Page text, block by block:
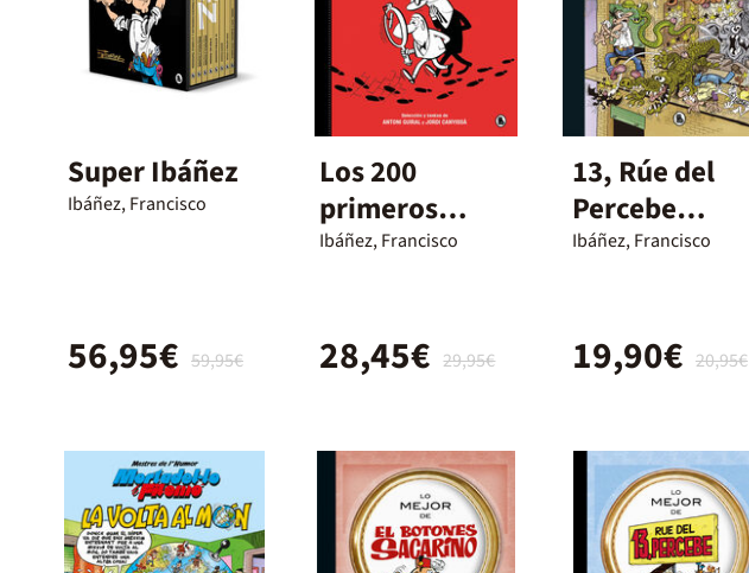
Super Ibáñez
Ibáñez, Francisco
59,95€
56,95€
Los 200
primeros
casos de
Ibáñez, Francisco
29,95€
28,45€
13, Rúe del
Percebe
(edición
Ibáñez, Francisco
20,95€
19,90€